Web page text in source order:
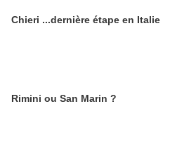
Chieri ...dernière étape en Italie
Rimini ou San Marin ?